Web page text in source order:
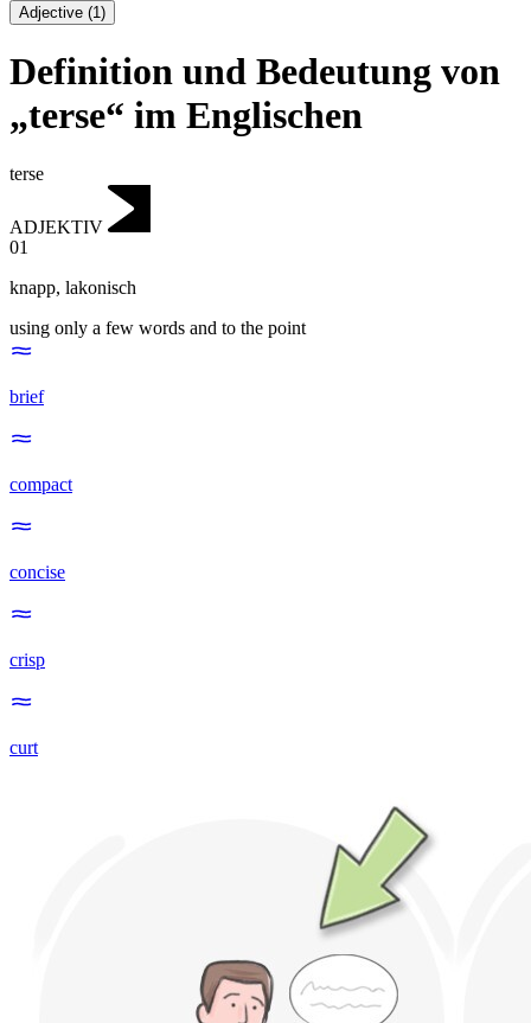
Adjective (1)
Definition und Bedeutung von
„terse“ im Englischen
terse
ADJEKTIV
01
knapp, lakonisch
using only a few words and to the point
brief
compact
concise
crisp
curt